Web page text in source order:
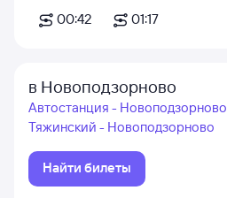
00:42
01:17
в Новоподзорново
Автостанция - Новоподзорново
Тяжинский - Новоподзорново
Найти билеты